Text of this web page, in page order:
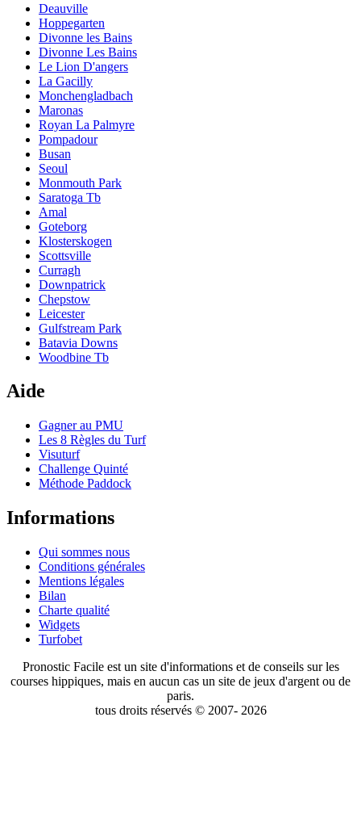
Deauville
Hoppegarten
Divonne les Bains
Divonne Les Bains
Le Lion D'angers
La Gacilly
Monchengladbach
Maronas
Royan La Palmyre
Pompadour
Busan
Seoul
Monmouth Park
Saratoga Tb
Amal
Goteborg
Klosterskogen
Scottsville
Curragh
Downpatrick
Chepstow
Leicester
Gulfstream Park
Batavia Downs
Woodbine Tb
Aide
Gagner au PMU
Les 8 Règles du Turf
Visuturf
Challenge Quinté
Méthode Paddock
Informations
Qui sommes nous
Conditions générales
Mentions légales
Bilan
Charte qualité
Widgets
Turfobet
Pronostic Facile est un site d'informations et de conseils sur les
courses hippiques, mais en aucun cas un site de jeux d'argent ou de
paris.
tous droits réservés © 2007- 2026